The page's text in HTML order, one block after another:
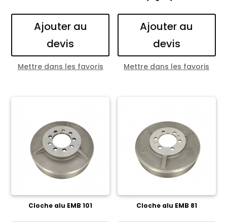
Ajouter au
devis
Mettre dans les favoris
Ajouter au
devis
Mettre dans les favoris
Cloche alu EMB 101 Cloche alu EMB 81